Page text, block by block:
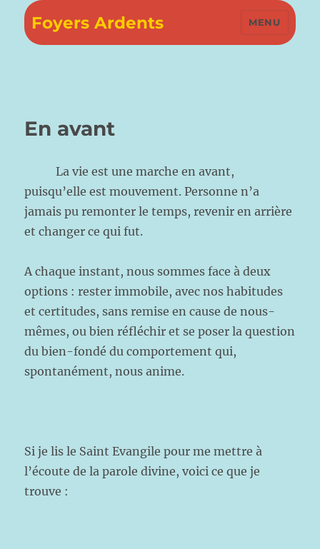
Foyers Ardents MENU
En avant
La vie est une marche en avant,
puisqu’elle est mouvement. Personne n’a
jamais pu remonter le temps, revenir en arrière
et changer ce qui fut.
A chaque instant, nous sommes face à deux
options : rester immobile, avec nos habitudes
et certitudes, sans remise en cause de nous-
mêmes, ou bien réfléchir et se poser la question
du bien-fondé du comportement qui,
spontanément, nous anime.
Si je lis le Saint Evangile pour me mettre à
l’écoute de la parole divine, voici ce que je
trouve :